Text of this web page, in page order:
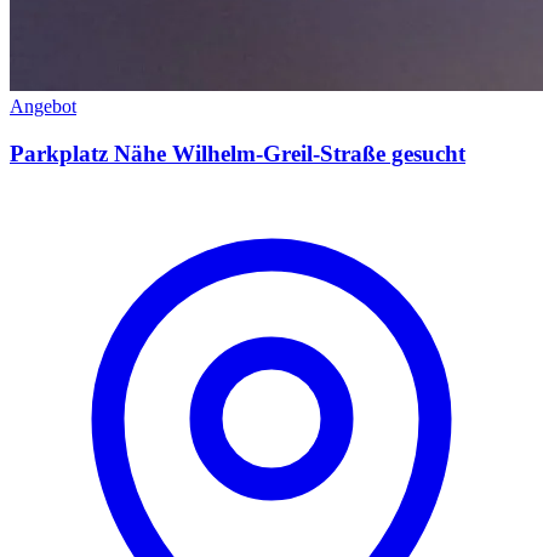
Angebot
Parkplatz Nähe Wilhelm-Greil-Straße gesucht